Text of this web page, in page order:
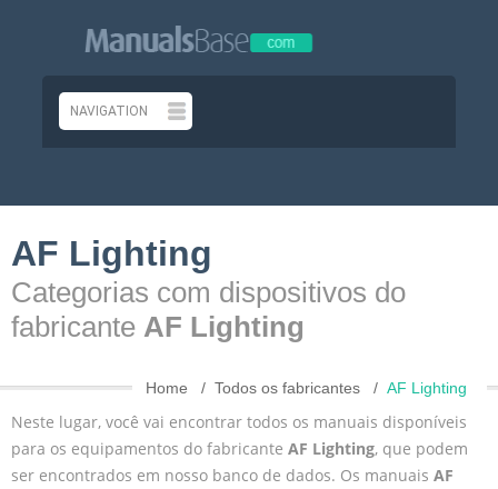
AF Lighting
Categorias com dispositivos do
fabricante AF Lighting
Home Todos os fabricantes AF Lighting
Neste lugar, você vai encontrar todos os manuais disponíveis
para os equipamentos do fabricante AF Lighting, que podem
ser encontrados em nosso banco de dados. Os manuais AF